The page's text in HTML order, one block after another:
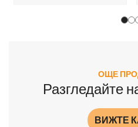
ОЩЕ
Разгледайте
ВИЖТЕ